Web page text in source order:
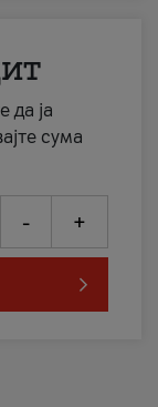
да ја
сума
- +